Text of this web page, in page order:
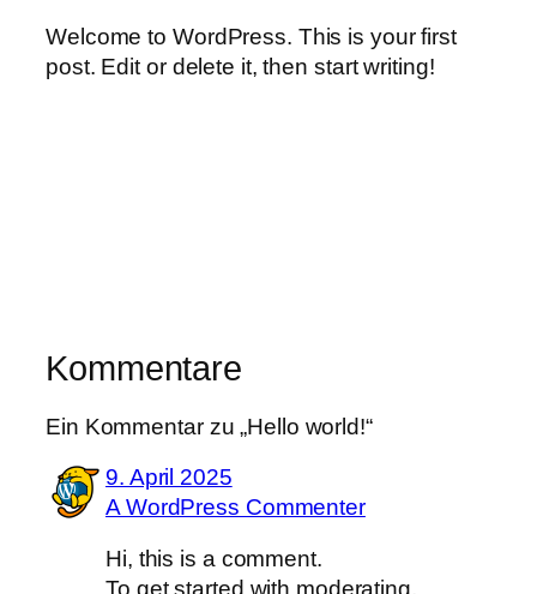
Welcome to WordPress. This is your first
post. Edit or delete it, then start writing!
Kommentare
Ein Kommentar zu „Hello world!“
9. April 2025
A WordPress Commenter
Hi, this is a comment.
To get started with moderating,